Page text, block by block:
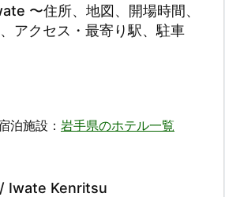
〜住所、地図、開場時間、
アクセス・最寄り駅、駐車
泊施設： 岩手県のホテル一覧
Iwate Kenritsu